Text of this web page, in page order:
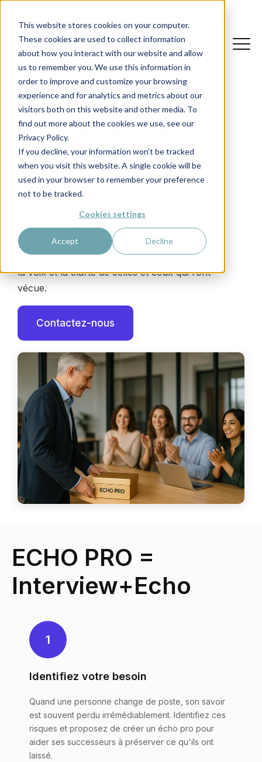
This website stores cookies on your computer.
These cookies are used to collect information
about how you interact with our website and allow
us to remember you. We use this information in
order to improve and customize your browsing
experience and for analytics and metrics about our
visitors both on this website and other media. To
find out more about the cookies we use, see our
Privacy Policy.
If you decline, your information won’t be tracked
when you visit this website. A single cookie will be
used in your browser to remember your preference
not to be tracked.
Cookies settings
Accept Decline
Echo Pro
Quand vos experts s’en vont, leur
expérience reste.
est l’Echo dédié aux entreprises et
organisations.
Il capture le savoir essentiel et le transforme
en une mémoire vivante et consultable — avec
la voix et la clarté de celles et ceux qui l’ont
vécue.
Contactez-nous
ECHO PRO =
Interview+Echo
1
Identifiez votre besoin
Quand une personne change de poste, son savoir
est souvent perdu irrémédiablement. Identifiez ces
risques et proposez de créer un écho pro pour
aider ses successeurs à préserver ce qu'ils ont
laissé.